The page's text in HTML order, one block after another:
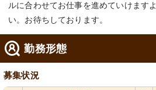
ルに合わせてお仕事を進めていけます
い。お待ちしております。
勤務形態
募集状況